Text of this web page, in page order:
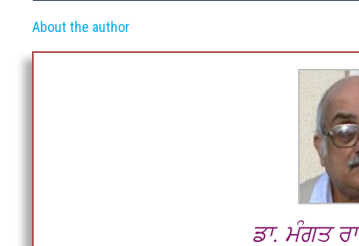
About the author
ਡਾ. ਮੰਗਤ